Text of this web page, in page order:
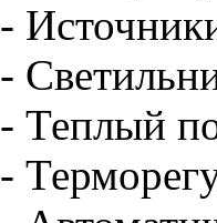
-
-
- Теплый
-